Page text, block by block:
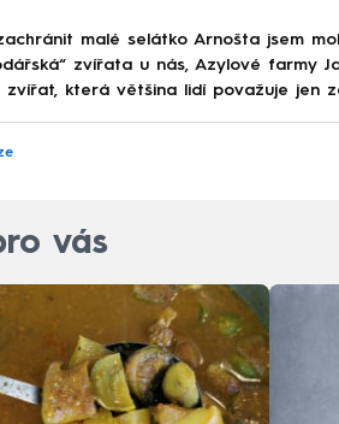
malé selátko Arnošta jsem
zvířata u nás, Azylové farmy
zvířat, která většina lidí považuje jen
vás